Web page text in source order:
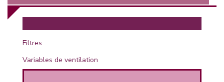
Filtres
Variables de ventilation